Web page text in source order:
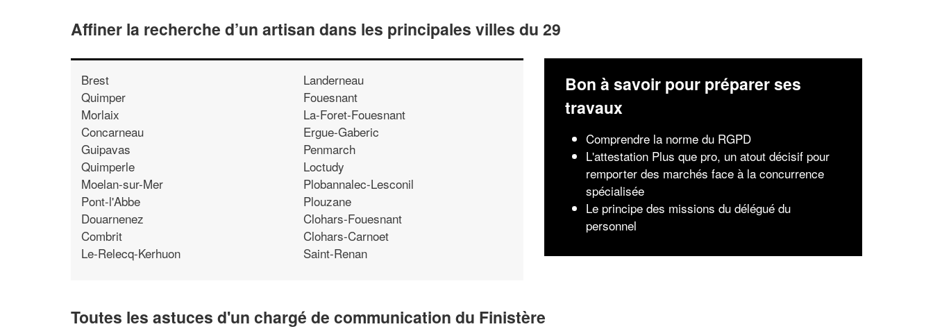
Affiner la recherche d’un artisan dans les principales villes du 29
Brest
Quimper
Morlaix
Concarneau
Guipavas
Quimperle
Moelan-sur-Mer
Pont-l'Abbe
Douarnenez
Combrit
Le-Relecq-Kerhuon
Landerneau
Fouesnant
La-Foret-Fouesnant
Ergue-Gaberic
Penmarch
Loctudy
Plobannalec-Lesconil
Plouzane
Clohars-Fouesnant
Clohars-Carnoet
Saint-Renan
Bon à savoir pour préparer ses
travaux
Comprendre la norme du RGPD
L'attestation Plus que pro, un atout décisif pour
remporter des marchés face à la concurrence
spécialisée
Le principe des missions du délégué du
personnel
Toutes les astuces d'un chargé de communication du Finistère